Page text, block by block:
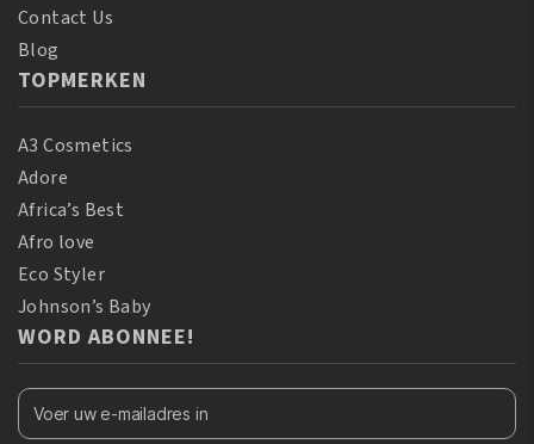
Contact Us
Blog
TOPMERKEN
A3 Cosmetics
Adore
Africa’s Best
Afro love
Eco Styler
Johnson’s Baby
WORD ABONNEE!